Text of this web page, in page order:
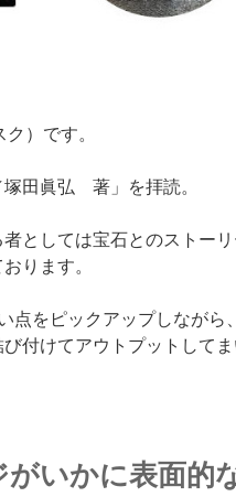
）です。
田眞弘 著」を拝読。
としては宝石とのストーリ
ります。
点をピックアップしながら
付けてアウトプットしてま
いかに表面的